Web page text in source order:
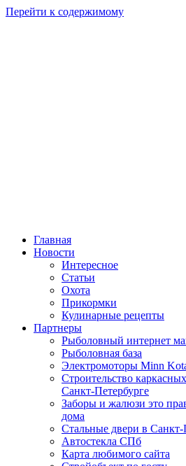
Перейти к содержимому
Главная
Новости
Интересное
Статьи
Охота
Прикормки
Кулинарные рецепты
Партнеры
Рыболовный интернет
Рыболовная база
Электромоторы Minn
Строительство
Санкт-Петербурге
Заборы и жалюзи это
дома
Стальные двери в Санкт-
Автостекла СПб
Карта любимого сайта